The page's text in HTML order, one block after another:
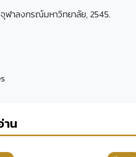
ฬาลงกรณ์มหาวิทยาลัย, 2545.
าน